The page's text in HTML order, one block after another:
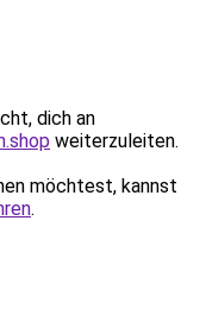
dich an
weiterzuleiten.
möchtest, kannst
.